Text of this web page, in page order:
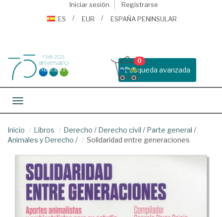
Iniciar sesión
Registrarse
ES
EUR ESPAÑA PENINSULAR
Busqueda avanzada
0
Toggle navigation
Inicio Libros Derecho / Derecho civil / Parte general /
Animales y Derecho / Solidaridad entre generaciones